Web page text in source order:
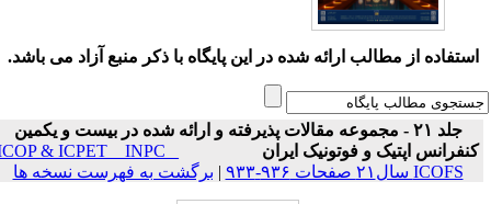
استفاده از مطالب ارائه شده در این پایگاه با ذکر منبع آزاد می باشد.
جلد ۲۱ - مجموعه مقالات پذیرفته و ارائه شده در بیست و یکمین
کنفرانس اپتیک و فوتونیک ایران
ICOP & ICPET _ INPC _
ICOFS سال۲۱ صفحات ۹۳۶-۹۳۳
|برگشت به فهرست نسخه ها